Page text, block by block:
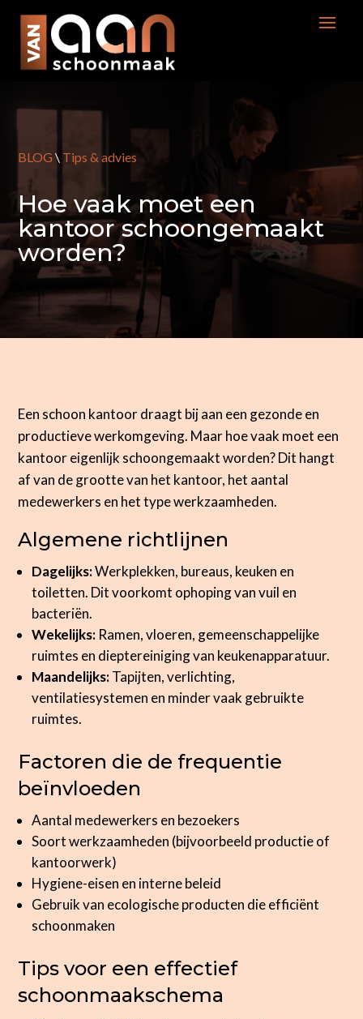
BLOG \ Tips & advies
Hoe vaak moet een
kantoor schoongemaakt
worden?
Een schoon kantoor draagt bij aan een gezonde en
productieve werkomgeving. Maar hoe vaak moet een
kantoor eigenlijk schoongemaakt worden? Dit hangt
af van de grootte van het kantoor, het aantal
medewerkers en het type werkzaamheden.
Algemene richtlijnen
Dagelijks:Werkplekken, bureaus, keuken en
toiletten. Dit voorkomt ophoping van vuil en
bacteriën.
Wekelijks: Ramen, vloeren, gemeenschappelijke
ruimtes en dieptereiniging van keukenapparatuur.
Maandelijks:Tapijten, verlichting,
ventilatiesystemen en minder vaak gebruikte
ruimtes.
Factoren die de frequentie
beïnvloeden
Aantal medewerkers en bezoekers
Soort werkzaamheden (bijvoorbeeld productie of
kantoorwerk)
Hygiene-eisen en interne beleid
Gebruik van ecologische producten die efficiënt
schoonmaken
Tips voor een effectief
schoonmaakschema